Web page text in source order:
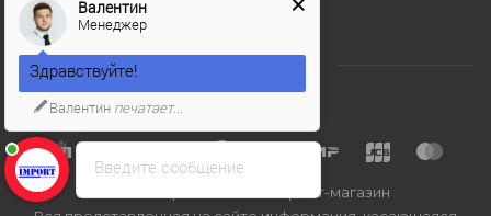
2026 © Import-bt.ru - интернет-магазин
Введите сообщение
Валентин
Менеджер
Здравствуйте!
Валентин печатает...